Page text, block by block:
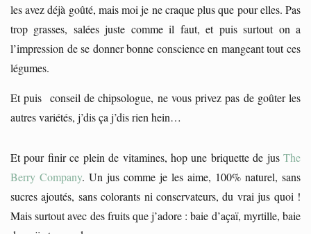
les avez déjà goûté, mais moi je ne craque plus que pour elles. Pas
trop grasses, salées juste comme il faut, et puis surtout on a
l’impression de se donner bonne conscience en mangeant tout ces
légumes.
Et puis conseil de chipsologue, ne vous privez pas de goûter les
autres variétés, j’dis ça j’dis rien hein…
Et pour finir ce plein de vitamines, hop une briquette de jus The
Berry Company. Un jus comme je les aime, 100% naturel, sans
sucres ajoutés, sans colorants ni conservateurs, du vrai jus quoi !
Mais surtout avec des fruits que j’adore : baie d’açaï, myrtille, baie